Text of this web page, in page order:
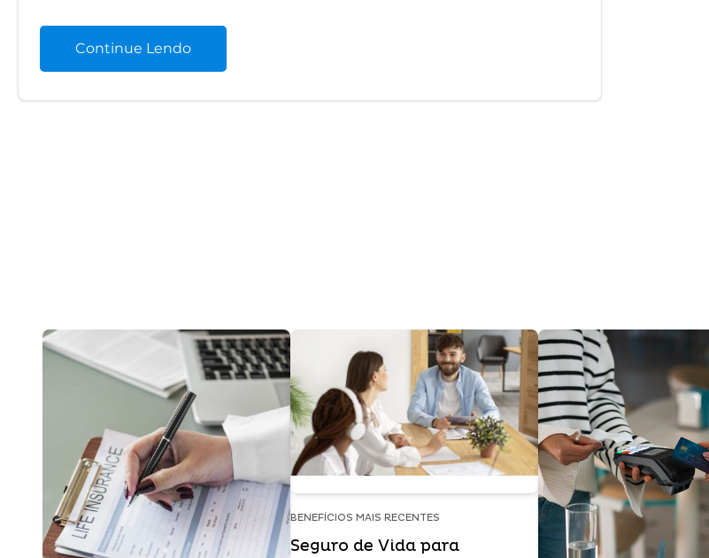
Continue Lendo
BENEFÍCIOS MAIS RECENTES
Seguro de Vida para